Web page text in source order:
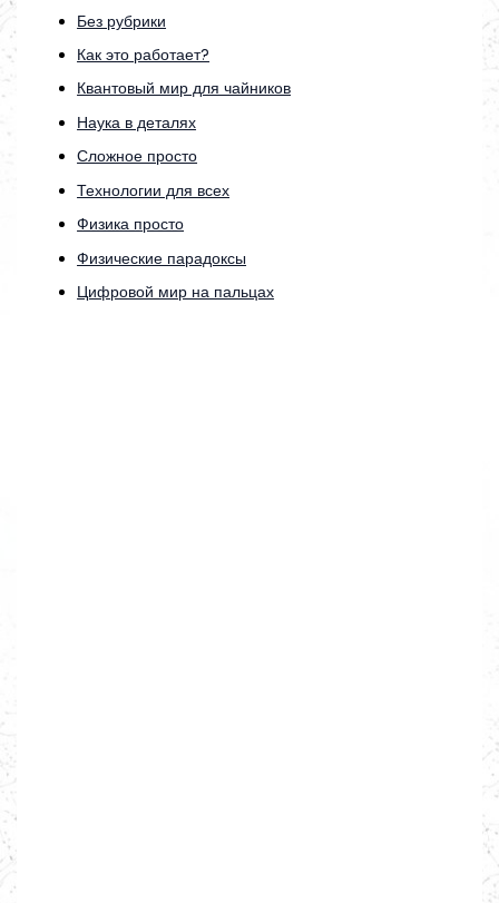
Без рубрики
Как это работает?
Квантовый мир для чайников
Наука в деталях
Сложное просто
Технологии для всех
Физика просто
Физические парадоксы
Цифровой мир на пальцах